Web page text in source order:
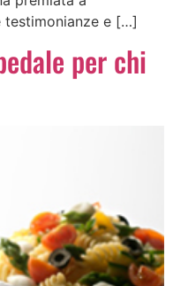
testimonianze e […]
per chi